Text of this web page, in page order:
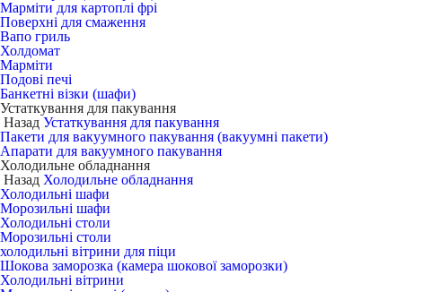
Марміти для картоплі фрі
Поверхні для смаження
Вапо гриль
Холдомат
Марміти
Подові печі
Банкетні візки (шафи)
Устаткування для пакування
Назад Устаткування для пакування
Пакети для вакуумного пакування (вакуумні пакети)
Апарати для вакуумного пакування
Холодильне обладнання
Назад Холодильне обладнання
Холодильні шафи
Морозильні шафи
Холодильні столи
Морозильні столи
холодильні вітрини для піци
Шокова заморозка (камера шокової заморозки)
Холодильні вітрини